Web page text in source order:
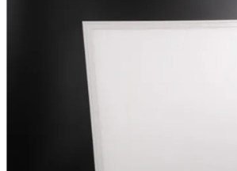
PRIVACY